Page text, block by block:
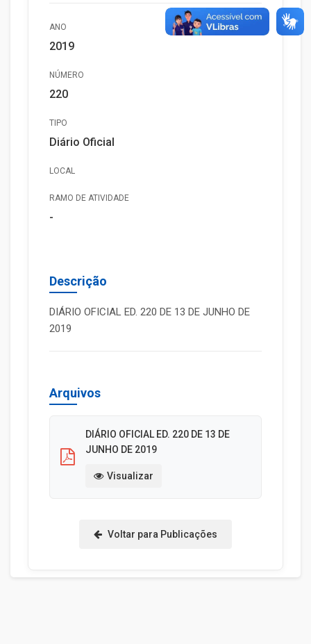
ANO
2019
NÚMERO
220
TIPO
Diário Oficial
LOCAL
RAMO DE ATIVIDADE
-
Descrição
DIÁRIO OFICIAL ED. 220 DE 13 DE JUNHO DE
2019
Arquivos
DIÁRIO OFICIAL ED. 220 DE 13 DE
JUNHO DE 2019
Visualizar
Voltar para Publicações